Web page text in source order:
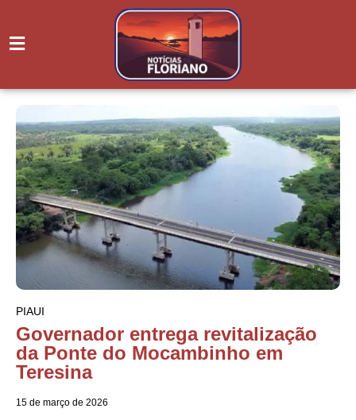
PIAUI
Governador entrega revitalização
da Ponte do Mocambinho em
Teresina
15 de março de 2026